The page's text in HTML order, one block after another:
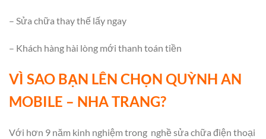
– Sửa chữa thay thế lấy ngay
– Khách hàng hài lòng mới thanh toán tiền
VÌ SAO BẠN LÊN CHỌN QUỲNH AN
MOBILE – NHA TRANG?
Với hơn 9 năm kinh nghiệm trong nghề sửa chữa điện thoại